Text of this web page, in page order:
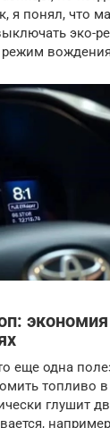
я понял, что
эко-
еще одна
топливо в
глушит